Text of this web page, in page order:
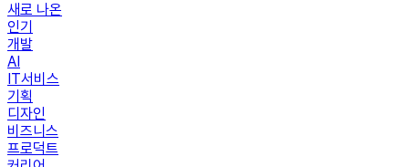
새로 나온
인기
개발
AI
IT서비스
기획
디자인
비즈니스
프로덕트